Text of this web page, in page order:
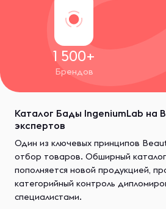
1 500+
Брендов
Каталог Бады IngeniumLab на
экспертов
Один из ключевых принципов
отбор товаров. Обширный каталог
пополняется новой продукцией,
категорийный контроль
специалистами.